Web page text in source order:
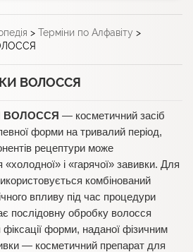
> Терміни по Алфавіту >
ВОЛОССЯ
ВОЛОССЯ — косметичний засіб
форми на тривалий період,
рецептури може
і «гарячої» завивки. Для
комбінований
впливу під час процедури
послідовну обробку волосся
форми, наданої фізичним
— косметичний препарат для